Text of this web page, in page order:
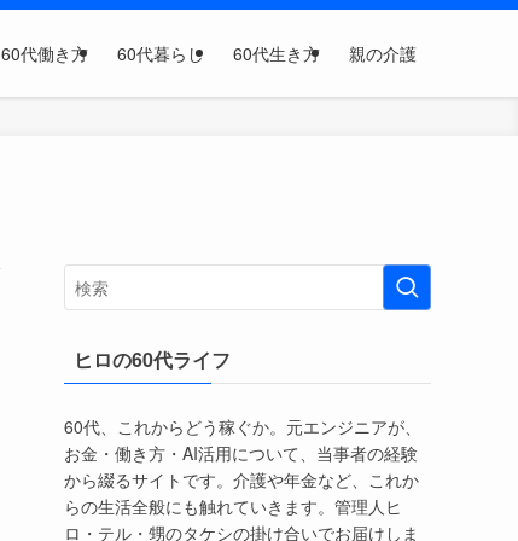
60代働き方 60代暮らし 60代生き方 親の介護
ヒロの60代ライフ
60代、これからどう稼ぐか。元エンジニアが、
お金・働き方・AI活用について、当事者の経験
から綴るサイトです。介護や年金など、これか
らの生活全般にも触れていきます。管理人ヒ
ロ・テル・甥のタケシの掛け合いでお届けしま